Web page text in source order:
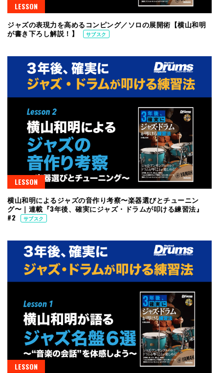
LESSON
ジャズの表現力を高めるコンピング／ソロの展開術【横山和明
が書き下ろし解説！】
サブスク
LESSON
横山和明によるジャズの音作り考察〜楽器選びとチューニン
グ〜｜連載『3年後、確実にジャズ・ドラムが叩ける練習法』
#2
サブスク
LESSON